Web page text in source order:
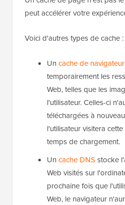
peut accélérer votre
Voici d'autres types de cache :
Un cache de navigateur
temporairement les
Web, telles que les
l'utilisateur. Celles-ci
téléchargées à
l'utilisateur visitera
temps de chargement.
Un cache DNS stocke
Web visités sur
prochaine fois que
Web, le navigateur